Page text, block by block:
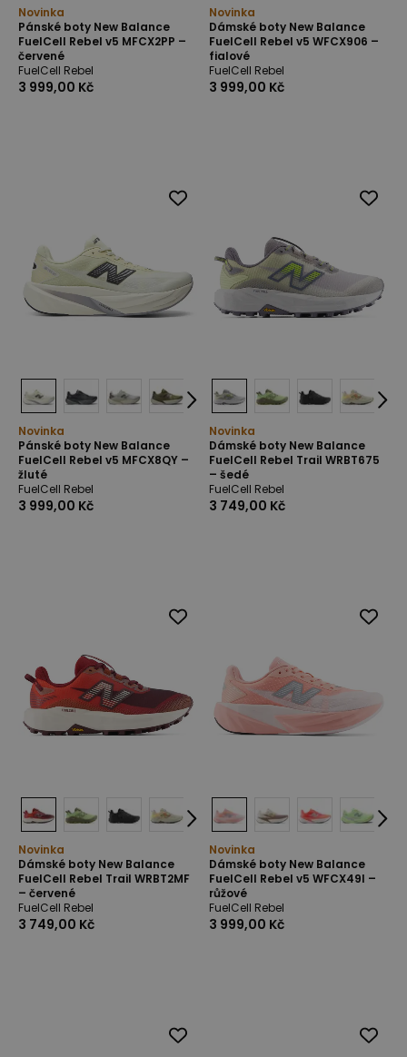
Novinka
Pánské boty New Balance
FuelCell Rebel v5 MFCX2PP –
červené
FuelCell Rebel
3 999,00 Kč
Novinka
Dámské boty New Balance
FuelCell Rebel v5 WFCX906 –
fialové
FuelCell Rebel
3 999,00 Kč
Novinka
Pánské boty New Balance
FuelCell Rebel v5 MFCX8QY –
žluté
FuelCell Rebel
3 999,00 Kč
Novinka
Dámské boty New Balance
FuelCell Rebel Trail WRBT675
– šedé
FuelCell Rebel
3 749,00 Kč
Novinka
Dámské boty New Balance
FuelCell Rebel Trail WRBT2MF
– červené
FuelCell Rebel
3 749,00 Kč
Novinka
Dámské boty New Balance
FuelCell Rebel v5 WFCX49I –
růžové
FuelCell Rebel
3 999,00 Kč